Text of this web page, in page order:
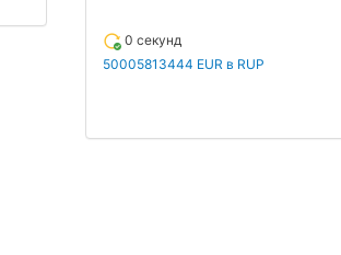
0 секунд
50005813444 EUR в RUP